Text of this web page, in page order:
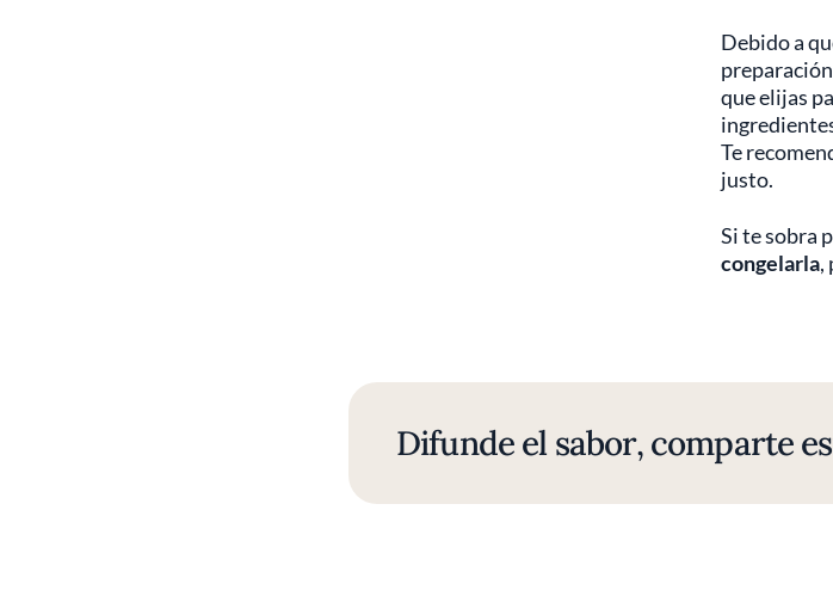
Debido a
que elijas
Te
justo.
Si te sobra
congelarla,
Difunde el sabor, comparte